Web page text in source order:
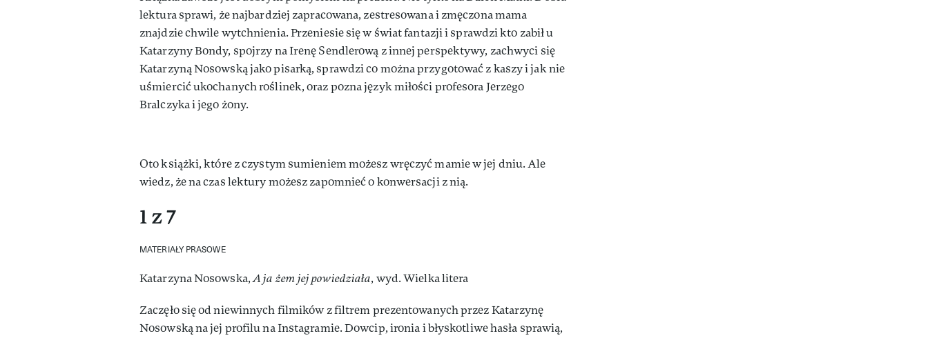
lektura sprawi, że najbardziej zapracowana, zestresowana i zmęczona mama
znajdzie chwile wytchnienia. Przeniesie się w świat fantazji i sprawdzi kto zabił u
Katarzyny Bondy, spojrzy na Irenę Sendlerową z innej perspektywy, zachwyci się
Katarzyną Nosowską jako pisarką, sprawdzi co można przygotować z kaszy i jak nie
uśmiercić ukochanych roślinek, oraz pozna język miłości profesora Jerzego
Bralczyka i jego żony.
Oto książki, które z czystym sumieniem możesz wręczyć mamie w jej dniu. Ale
wiedz, że na czas lektury możesz zapomnieć o konwersacji z nią.
1 z 7
MATERIAŁY PRASOWE
Katarzyna Nosowska,A ja żem jej powiedziała, wyd. Wielka litera
Zaczęło się od niewinnych filmików z filtrem prezentowanych przez Katarzynę
Nosowską na jej profilu na Instagramie. Dowcip, ironia i błyskotliwe hasła sprawią,